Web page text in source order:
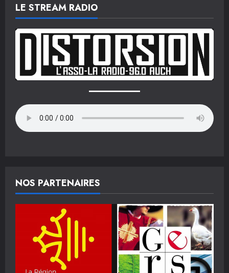
LE STREAM RADIO
NOS PARTENAIRES